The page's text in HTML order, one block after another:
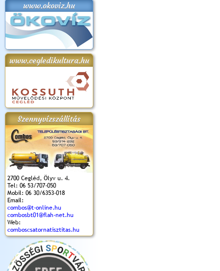
www.okoviz.hu
www.cegledikultura.hu
Szennyvízszállítás
2700 Cegléd, Ölyv u. 4.
Tel: 06 53/707-050
Mobil: 06 30/6353-018
Email:
combos@t-online.hu
combosbt01@flah-net.hu
Web:
comboscsatornatisztitas.hu
2018.
Kossuth Toborzó
Ünnepély
Szent István Ünnepe
(2017. 08. 20.)